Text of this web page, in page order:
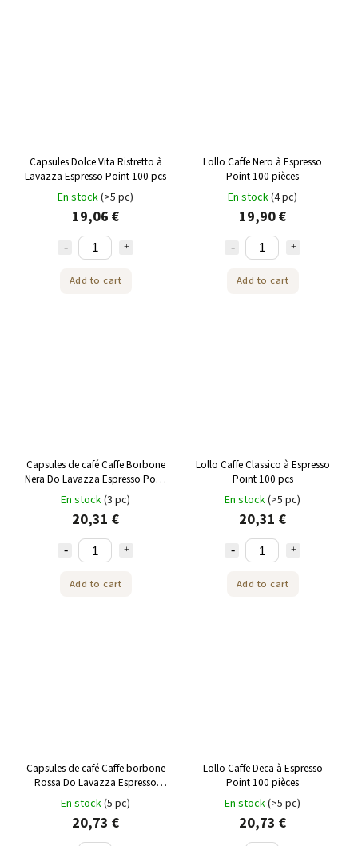
Capsules Dolce Vita Ristretto à
Lavazza Espresso Point 100 pcs
En stock(>5 pc)
19,06 €
Add to cart
Lollo Caffe Nero à Espresso
Point 100 pièces
En stock(4 pc)
19,90 €
Add to cart
Capsules de café Caffe Borbone
Nera Do Lavazza Espresso Point
100 pièces
En stock(3 pc)
20,31 €
Add to cart
Lollo Caffe Classico à Espresso
Point 100 pcs
En stock(>5 pc)
20,31 €
Add to cart
Capsules de café Caffe borbone
Rossa Do Lavazza Espresso
Point 100 pcs
En stock(5 pc)
20,73 €
Lollo Caffe Deca à Espresso
Point 100 pièces
En stock(>5 pc)
20,73 €